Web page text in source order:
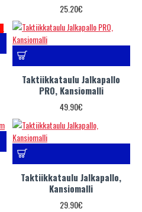
25.20€
Taktiikkataulu Jalkapallo
PRO, Kansiomalli
49.90€
Taktiikkataulu Jalkapallo,
Kansiomalli
29.90€